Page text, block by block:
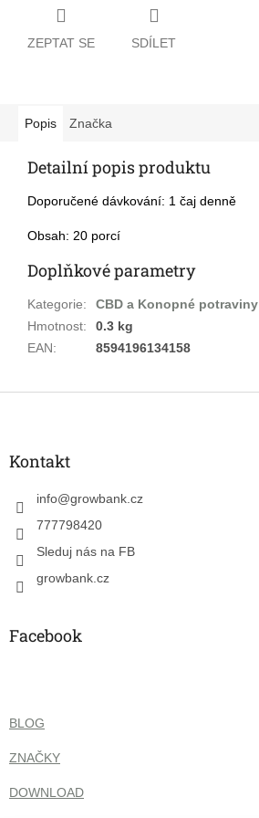
ZEPTAT SE SDÍLET
Popis Značka
Detailní popis produktu
Doporučené dávkování: 1 čaj denně
Obsah: 20 porcí
Doplňkové parametry
Kategorie:
CBD a Konopné potraviny
Hmotnost:
0.3 kg
EAN: 8594196134158
Z
Kontakt
info@growbank.cz
777798420
Sleduj nás na FB
growbank.cz
Facebook
BLOG
ZNAČKY
DOWNLOAD